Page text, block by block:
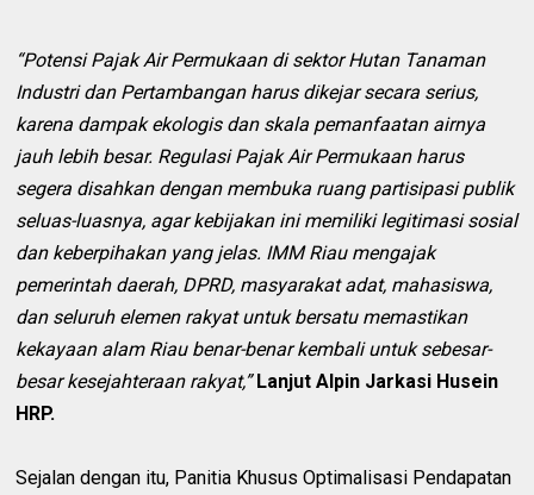
“Potensi Pajak Air Permukaan di sektor Hutan Tanaman
Industri dan Pertambangan harus dikejar secara serius,
karena dampak ekologis dan skala pemanfaatan airnya
jauh lebih besar. Regulasi Pajak Air Permukaan harus
segera disahkan dengan membuka ruang partisipasi publik
seluas-luasnya, agar kebijakan ini memiliki legitimasi sosial
dan keberpihakan yang jelas. IMM Riau mengajak
pemerintah daerah, DPRD, masyarakat adat, mahasiswa,
dan seluruh elemen rakyat untuk bersatu memastikan
kekayaan alam Riau benar-benar kembali untuk sebesar-
besar kesejahteraan rakyat,” Lanjut Alpin Jarkasi Husein
HRP.
Sejalan dengan itu, Panitia Khusus Optimalisasi Pendapatan